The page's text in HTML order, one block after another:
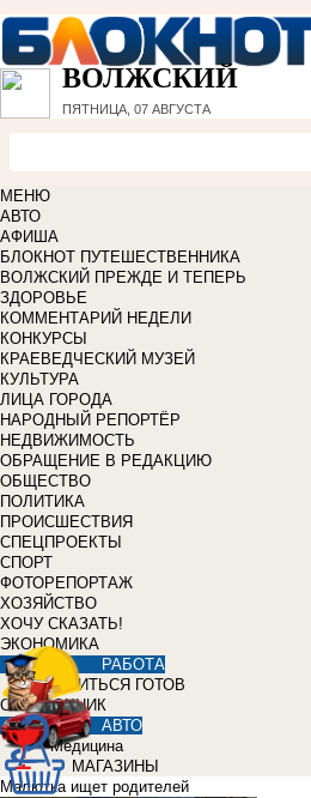
ВОЛЖСКИЙ
ПЯТНИЦА, 07 АВГУСТА
МЕНЮ
АВТО
АФИША
БЛОКНОТ ПУТЕШЕСТВЕННИКА
ВОЛЖСКИЙ ПРЕЖДЕ И ТЕПЕРЬ
ЗДОРОВЬЕ
КОММЕНТАРИЙ НЕДЕЛИ
КОНКУРСЫ
КРАЕВЕДЧЕСКИЙ МУЗЕЙ
КУЛЬТУРА
ЛИЦА ГОРОДА
НАРОДНЫЙ РЕПОРТЁР
НЕДВИЖИМОСТЬ
ОБРАЩЕНИЕ В РЕДАКЦИЮ
ОБЩЕСТВО
ПОЛИТИКА
ПРОИСШЕСТВИЯ
СПЕЦПРОЕКТЫ
СПОРТ
ФОТОРЕПОРТАЖ
ХОЗЯЙСТВО
ХОЧУ СКАЗАТЬ!
ЭКОНОМИКА
РАБОТА
УЧИТЬСЯ ГОТОВ
СПРАВОЧНИК
АВТО
Медицина
МАГАЗИНЫ
Малютка ищет родителей